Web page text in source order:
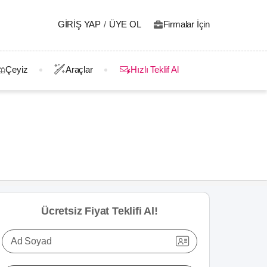
GIRIŞ YAP / ÜYE OL Firmalar İçin
Çeyiz Araçlar Hızlı Teklif Al
Ücretsiz Fiyat Teklifi Al!
Ad Soyad